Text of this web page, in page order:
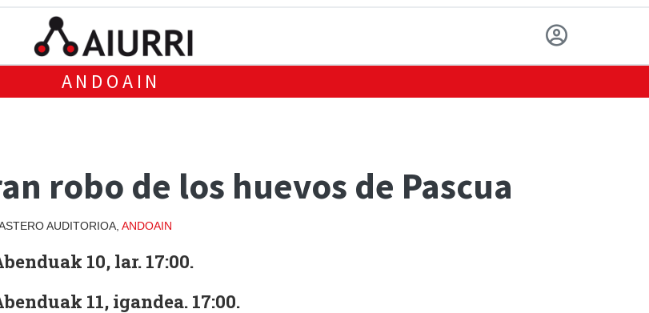
ANDOAIN
robo de los huevos de Pascua
AUDITORIOA, ANDOAIN
10, lar. 17:00.
11, igandea. 17:00.